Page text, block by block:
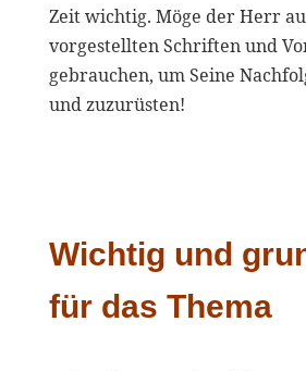
Zeit wichtig. Möge der Herr
vorgestellten Schriften und
gebrauchen, um Seine
und zuzurüsten!
Wichtig und
für das Thema